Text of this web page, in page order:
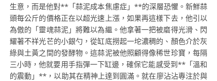
生意，而是他對**「蒜泥成本焦慮症」**的深層恐懼。新鮮蒜
頭每公斤的價格正在以超光速上漲，如果再這樣下去，他引以
為傲的「靈魂蒜泥」將難以為繼。他拿著一把被磨得光滑、閃
耀著不祥光芒的小銀勺，從缸底撈起一坨濃稠的、顏色介於灰
綠與土黃之間的發酵物。這蒜泥被他照顧得像稀世珍寶，每隔
三小時，他就要用手指彈一下缸邊，確保它能感受到**「溫和
的震動」**，以助其在精神上達到圓滿。就在廖沾沾專注於與